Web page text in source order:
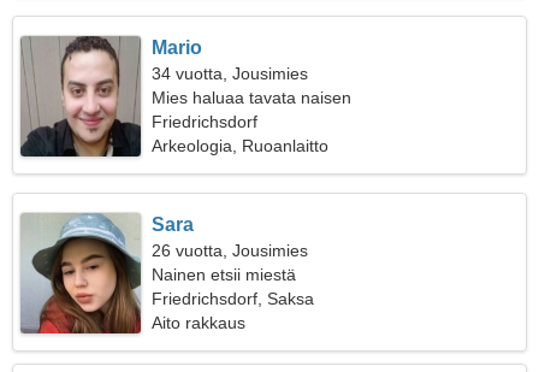
Mario
34 vuotta, Jousimies
Mies haluaa tavata naisen
Friedrichsdorf
Arkeologia, Ruoanlaitto
Sara
26 vuotta, Jousimies
Nainen etsii miestä
Friedrichsdorf, Saksa
Aito rakkaus